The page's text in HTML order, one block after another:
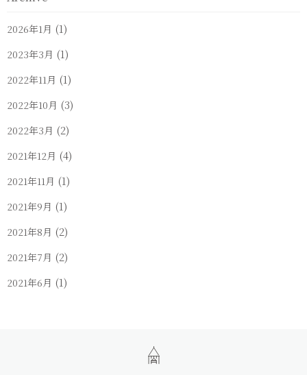
2026年1月 (1)
2023年3月 (1)
2022年11月 (1)
2022年10月 (3)
2022年3月 (2)
2021年12月 (4)
2021年11月 (1)
2021年9月 (1)
2021年8月 (2)
2021年7月 (2)
2021年6月 (1)